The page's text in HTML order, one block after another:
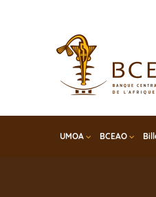
UMOA BCEAO